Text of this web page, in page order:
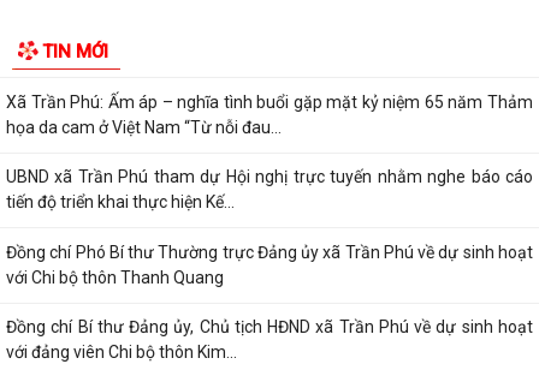
TIN MỚI
đổi số, kỹ năng số cho CBCCVC...
Các đồng chí Thường trực Đảng ủy xã Trần Phú kiểm tra hệ thống đê
chỉ đạo phương án chủ động ứng...
Các đồng chí Thường trực Đảng ủy xã Trần Phú kiểm tra chấn chỉnh
hoạt động tại các bến bãi mùa mưa...
Xã Trần Phú: Ấm áp – nghĩa tình buổi gặp mặt kỷ niệm 65 năm Thảm
họa da cam ở Việt Nam “Từ nỗi đau...
UBND xã Trần Phú tham dự Hội nghị trực tuyến nhằm nghe báo cáo
tiến độ triển khai thực hiện Kế...